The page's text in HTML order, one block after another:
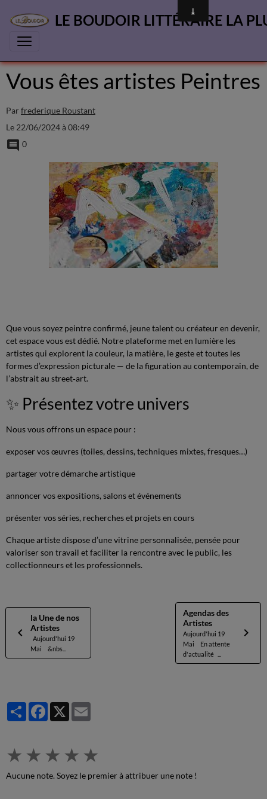
LE BOUDOIR LITTÉRAIRE LA
Vous êtes artistes Peintres
Par frederique Roustant
Le 22/06/2024à 08:49
0
Que vous soyez peintre confirmé, jeune talent ou créateur en devenir,
cet espace vous est dédié. Notre plateforme met en lumière les
artistes qui explorent la couleur, la matière, le geste et toutes les
formes d’expression picturale — de la figuration au contemporain, de
l’abstrait au street‑art.
✨ Présentez votre univers
Nous vous offrons un espace pour :
exposer vos œuvres (toiles, dessins, techniques mixtes, fresques…)
partager votre démarche artistique
annoncer vos expositions, salons et événements
présenter vos séries, recherches et projets en cours
Chaque artiste dispose d’une vitrine personnalisée, pensée pour
valoriser son travail et faciliter la rencontre avec le public, les
collectionneurs et les professionnels.
la Une de nos
Artistes
Aujourd'hui 19
Mai &nbs...
Agendas des
Artistes
Aujourd'hui 19
Mai En attente
d'actualité ...
PartagerFacebook
X
★ ★ ★ ★ ★
Aucune note. Soyez le premier à attribuer une note !